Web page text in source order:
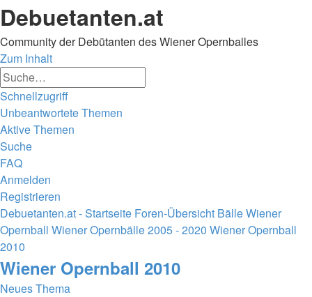
Debuetanten.at
Community der Debütanten des Wiener Opernballes
Zum Inhalt
Schnellzugriff
Unbeantwortete Themen
Aktive Themen
Suche
FAQ
Anmelden
Registrieren
Debuetanten.at - Startseite Foren-Übersicht BälleWiener
Opernball Wiener Opernbälle 2005 - 2020 Wiener Opernball
2010
Suche
Wiener Opernball 2010
Neues Thema